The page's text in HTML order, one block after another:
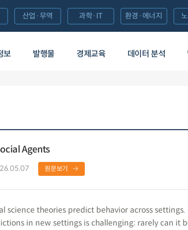
보 발행물 경제교육 데이터 분석
산업·무역 과학·IT 환경·에너지
Agents
원문보기
science theories predict behavior across
in new settings is challenging: rarely can it